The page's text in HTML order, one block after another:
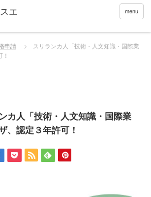
menu
申請
スリランカ人「技術・人文知識・国際業
カ人「技術・人文知識・国際業
、認定３年許可！